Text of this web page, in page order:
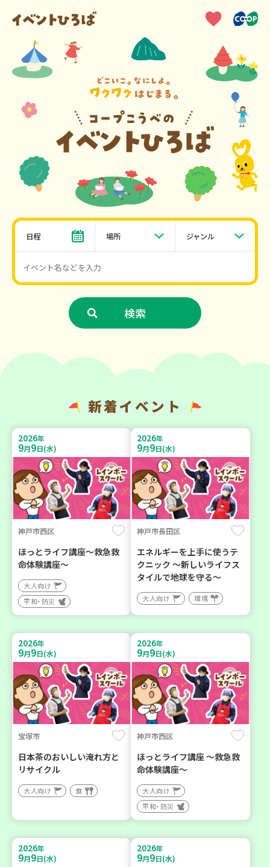
日程 場所 ジャンル
新着イベント
2026年
9月9日(水)
神戸市西区
ほっとライフ講座～救急救
命体験講座～
大人向け
平和・防災
2026年
9月9日(水)
神戸市長田区
エネルギーを上手に使うテ
クニック ～新しいライフス
タイルで地球を守る～
大人向け 環境
2026年
9月9日(水)
宝塚市
日本茶のおいしい淹れ方と
リサイクル
大人向け 食
2026年
9月9日(水)
神戸市西区
ほっとライフ講座 ～救急救
命体験講座～
大人向け
平和・防災
2026年
9月9日(水)
2026年
9月9日(水)